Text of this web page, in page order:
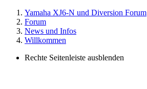
Yamaha XJ6-N und Diversion Forum
Forum
News und Infos
Willkommen
Rechte Seitenleiste ausblenden